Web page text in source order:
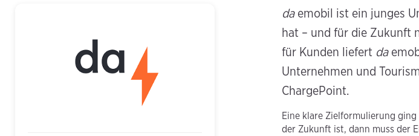
daemobil ist ein junges
hat – und für die Zukunft
für Kunden liefert da
Unternehmen und
ChargePoint.
Eine klare Zielformulierung
der Zukunft ist, dann muss der